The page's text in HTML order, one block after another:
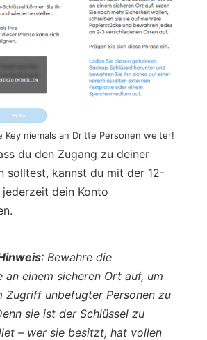
Key niemals an Dritte Personen weiter!
du den Zugang zu deiner
solltest, kannst du mit der 12-
dein Konto
: Bewahre die
an einem sicheren Ort auf, um
Zugriff unbefugter Personen zu
sie ist der Schlüssel zu
– wer sie besitzt, hat vollen